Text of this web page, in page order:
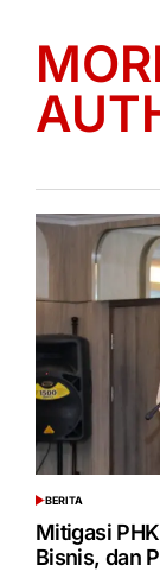
POSTED
IN
BERITA
Mitigasi
Bisnis, dan